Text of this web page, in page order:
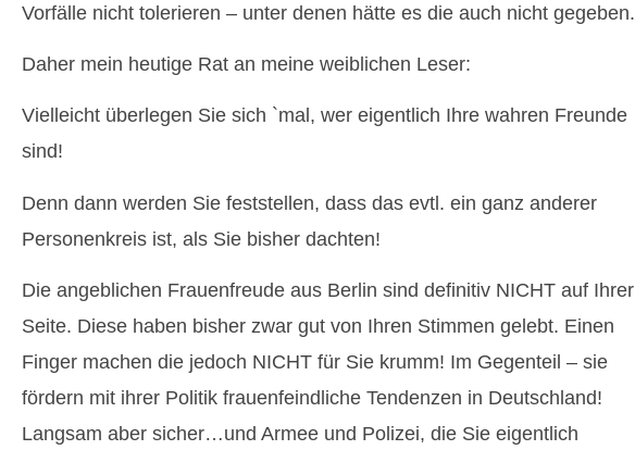
Vorfälle nicht tolerieren – unter denen hätte es die auch nicht gegeben.
Daher mein heutige Rat an meine weiblichen Leser:
Vielleicht überlegen Sie sich `mal, wer eigentlich Ihre wahren Freunde
sind!
Denn dann werden Sie feststellen, dass das evtl. ein ganz anderer
Personenkreis ist, als Sie bisher dachten!
Die angeblichen Frauenfreude aus Berlin sind definitiv NICHT auf Ihrer
Seite. Diese haben bisher zwar gut von Ihren Stimmen gelebt. Einen
Finger machen die jedoch NICHT für Sie krumm! Im Gegenteil – sie
fördern mit ihrer Politik frauenfeindliche Tendenzen in Deutschland!
Langsam aber sicher…und Armee und Polizei, die Sie eigentlich